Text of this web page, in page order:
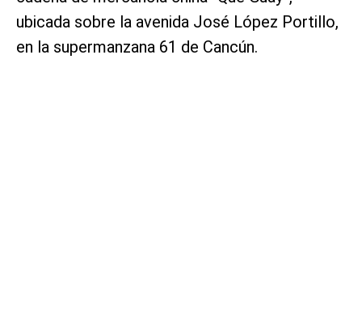
ubicada sobre la avenida José López Portillo,
en la supermanzana 61 de Cancún.